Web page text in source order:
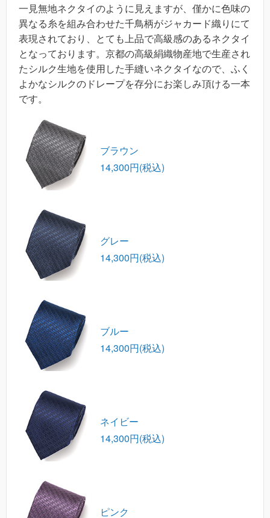
一見無地ネクタイのように見えますが、僅かに色味の
異なる糸を組み合わせた千鳥柄がジャカード織りにて
表現されており、とても上品で高級感のあるネクタイ
となっております。京都の高級絹織物産地で生産され
たシルク生地を使用した手縫いネクタイなので、ふく
よかなシルクのドレープを存分にお楽しみ頂ける一本
です。
ブラウン
14,300円(税込)
グレー
14,300円(税込)
ブルー
14,300円(税込)
ネイビー
14,300円(税込)
ピンク